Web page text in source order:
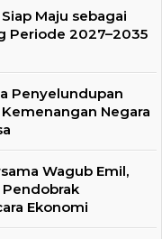
Maju sebagai
Periode 2027–2035
Penyelundupan
Negara
Wagub Emil,
Pendobrak
Ekonomi